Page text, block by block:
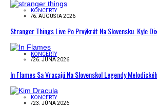
KONCERTY
/6. AUGUSTA 2026
Stranger Things Live Po Prvýkrát Na Slovensku. Kyle
KONCERTY
/26. JÚNA 2026
In Flames Sa Vracajú Na Slovensko! Legendy
KONCERTY
/23. JÚNA 2026